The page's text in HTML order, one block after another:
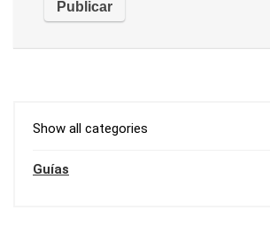
Show all categories
Guías